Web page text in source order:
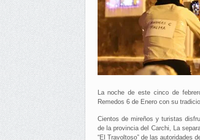
La noche de este cinco de
Remedos 6 de Enero con su
Cientos de mireños y turistas
de la provincia del Carchi, La
“El Travoltoso” de las autoridades